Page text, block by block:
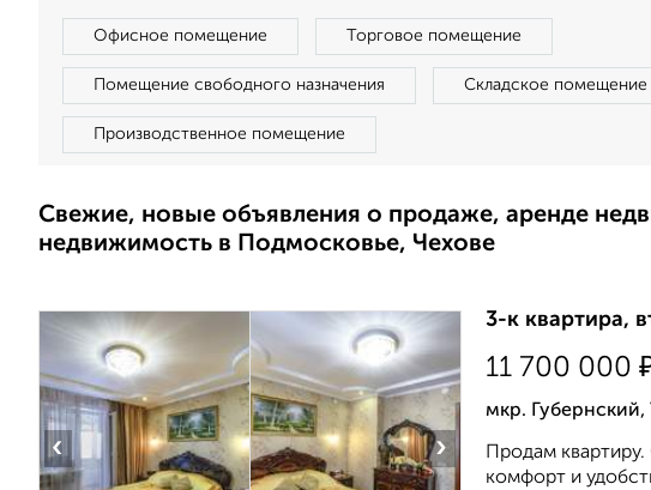
Офисное помещение Торговое помещение
Помещение свободного назначения Складское помещение
Производственное помещение
Свежие, новые объявления о продаже, аренде
недвижимость в Подмосковье, Чехове
‹ ›
3-к квартира,
11 700 000
мкр. Губернский,
Продам
комфорт и